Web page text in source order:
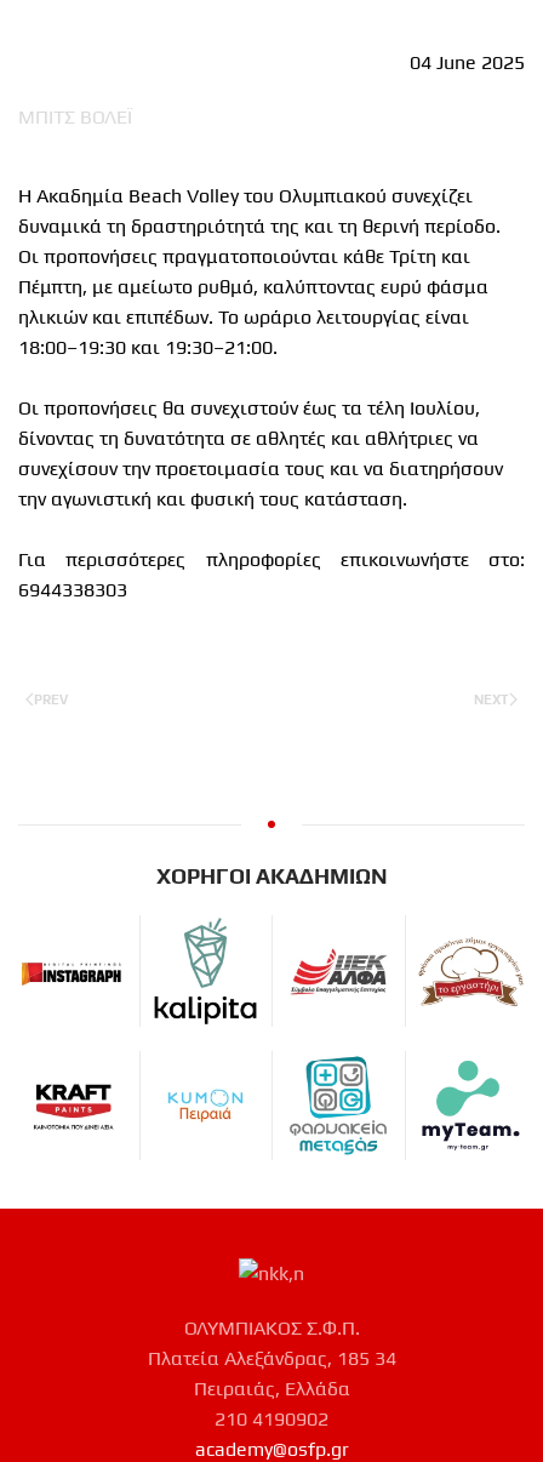
04 June 2025
ΜΠΙΤΣ ΒΟΛΕΪ
Η Ακαδημία Beach Volley του Ολυμπιακού συνεχίζει
δυναμικά τη δραστηριότητά της και τη θερινή περίοδο.
Οι προπονήσεις πραγματοποιούνται κάθε Τρίτη και
Πέμπτη, με αμείωτο ρυθμό, καλύπτοντας ευρύ φάσμα
ηλικιών και επιπέδων. Το ωράριο λειτουργίας είναι
18:00–19:30 και 19:30–21:00.
Οι προπονήσεις θα συνεχιστούν έως τα τέλη Ιουλίου,
δίνοντας τη δυνατότητα σε αθλητές και αθλήτριες να
συνεχίσουν την προετοιμασία τους και να διατηρήσουν
την αγωνιστική και φυσική τους κατάσταση.
Για περισσότερες πληροφορίες επικοινωνήστε στο:
6944338303
PREV NEXT
ΧΟΡΗΓΟΙ ΑΚΑΔΗΜΙΩΝ
ΟΛΥΜΠΙΑΚΟΣ Σ.Φ.Π.
Πλατεία Αλεξάνδρας, 185 34
Πειραιάς, Ελλάδα
210 4190902
academy@osfp.gr